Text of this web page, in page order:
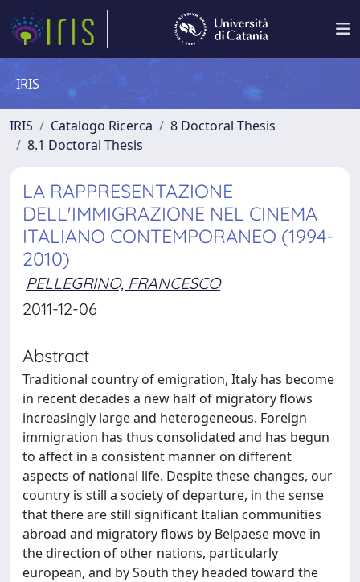
IRIS
IRIS Catalogo Ricerca
8 Doctoral Thesis
8.1 Doctoral Thesis
LA RAPPRESENTAZIONE
DELL'IMMIGRAZIONE NEL CINEMA
ITALIANO CONTEMPORANEO (1994-
2010)
PELLEGRINO, FRANCESCO
2011-12-06
Abstract
Traditional country of emigration, Italy has become
in recent decades a new half of migratory flows
increasingly large and heterogeneous. Foreign
immigration has thus consolidated and has begun
to affect in a consistent manner on different
aspects of national life. Despite these changes, our
country is still a society of departure, in the sense
that there are still significant Italian communities
abroad and migratory flows by Belpaese move in
the direction of other nations, particularly
european, and by South they headed toward the